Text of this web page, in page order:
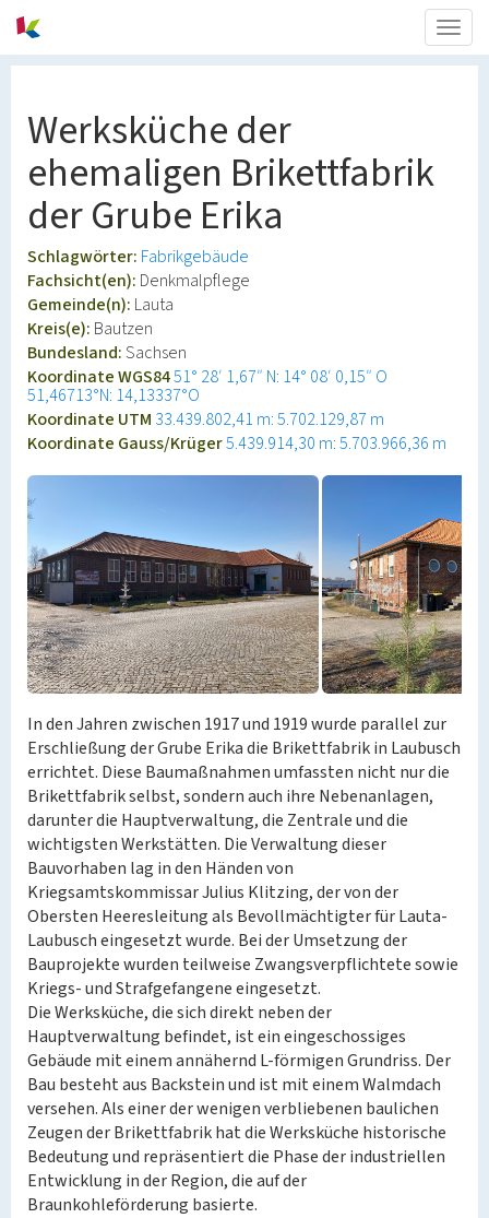
Werksküche der
ehemaligen Brikettfabrik
der Grube Erika
Schlagwörter: Fabrikgebäude
Fachsicht(en): Denkmalpflege
Gemeinde(n): Lauta
Kreis(e): Bautzen
Bundesland:Sachsen
Koordinate WGS8451° 28′ 1,67″ N: 14° 08′ 0,15″ O
51,46713°N: 14,13337°O
Koordinate UTM 33.439.802,41 m: 5.702.129,87 m
Koordinate Gauss/Krüger5.439.914,30 m: 5.703.966,36 m
In den Jahren zwischen 1917 und 1919 wurde parallel zur
Erschließung der Grube Erika die Brikettfabrik in Laubusch
errichtet. Diese Baumaßnahmen umfassten nicht nur die
Brikettfabrik selbst, sondern auch ihre Nebenanlagen,
darunter die Hauptverwaltung, die Zentrale und die
wichtigsten Werkstätten. Die Verwaltung dieser
Bauvorhaben lag in den Händen von
Kriegsamtskommissar Julius Klitzing, der von der
Obersten Heeresleitung als Bevollmächtigter für Lauta-
Laubusch eingesetzt wurde. Bei der Umsetzung der
Bauprojekte wurden teilweise Zwangsverpflichtete sowie
Kriegs- und Strafgefangene eingesetzt.
Die Werksküche, die sich direkt neben der
Hauptverwaltung befindet, ist ein eingeschossiges
Gebäude mit einem annähernd L-förmigen Grundriss. Der
Bau besteht aus Backstein und ist mit einem Walmdach
versehen. Als einer der wenigen verbliebenen baulichen
Zeugen der Brikettfabrik hat die Werksküche historische
Bedeutung und repräsentiert die Phase der industriellen
Entwicklung in der Region, die auf der
Braunkohleförderung basierte.